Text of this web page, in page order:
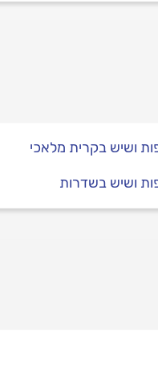
ושיש בקרית מלאכי
ושיש בשדרות